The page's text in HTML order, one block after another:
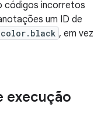
códigos incorretos
um ID de
, em vez
execução